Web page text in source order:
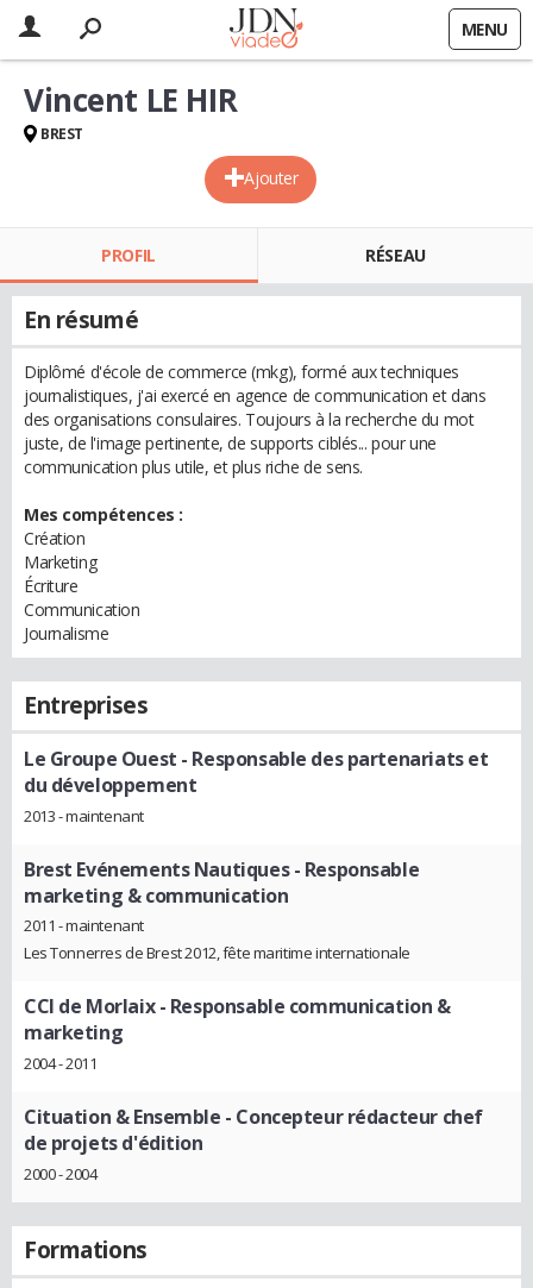
MENU
Ajouter
Vincent LE HIR
BREST
PROFIL RÉSEAU
En résumé
Diplômé d'école de commerce (mkg), formé aux techniques
journalistiques, j'ai exercé en agence de communication et dans
des organisations consulaires. Toujours à la recherche du mot
juste, de l'image pertinente, de supports ciblés... pour une
communication plus utile, et plus riche de sens.
Mes compétences :
Création
Marketing
Écriture
Communication
Journalisme
Entreprises
Le Groupe Ouest - Responsable des partenariats et
du développement
2013 - maintenant
Brest Evénements Nautiques- Responsable
marketing & communication
2011 - maintenant
Les Tonnerres de Brest 2012, fête maritime internationale
CCI de Morlaix- Responsable communication &
marketing
2004 - 2011
Cituation & Ensemble - Concepteur rédacteur chef
de projets d'édition
2000 - 2004
Formations